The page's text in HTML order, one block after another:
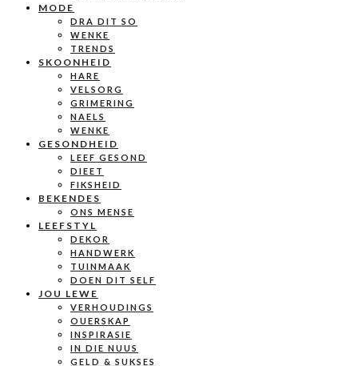
MODE
DRA DIT SO
WENKE
TRENDS
SKOONHEID
HARE
VELSORG
GRIMERING
NAELS
WENKE
GESONDHEID
LEEF GESOND
DIEET
FIKSHEID
BEKENDES
ONS MENSE
LEEFSTYL
DEKOR
HANDWERK
TUINMAAK
DOEN DIT SELF
JOU LEWE
VERHOUDINGS
OUERSKAP
INSPIRASIE
IN DIE NUUS
GELD & SUKSES